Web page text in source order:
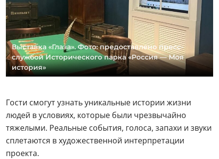
Выставка «Глаза». Фото: предоставлено пресс-
службой Исторического парка «Россия — Моя
история»
Гости смогут узнать уникальные истории жизни
людей в условиях, которые были чрезвычайно
тяжелыми. Реальные события, голоса, запахи и звуки
сплетаются в художественной интерпретации
проекта.